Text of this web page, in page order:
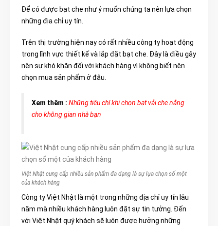
Để có được bạt che như ý muốn chúng ta nên lựa chọn
những địa chỉ uy tín.
Trên thị trường hiện nay có rất nhiều công ty hoạt động
trong lĩnh vực thiết kế và lắp đặt bạt che. Đây là điều gây
nên sự khó khăn đối với khách hàng vì không biết nên
chọn mua sản phẩm ở đâu.
Xem thêm : Những tiêu chí khi chọn bạt vải che nắng
cho không gian nhà bạn
Việt Nhật cung cấp nhiều sản phẩm đa dạng là sự lựa chọn số một
của khách hàng
Công ty Việt Nhật là một trong những địa chỉ uy tín lâu
năm mà nhiều khách hàng luôn đặt sự tin tưởng. Đến
với Việt Nhật quý khách sẽ luôn được hưởng những